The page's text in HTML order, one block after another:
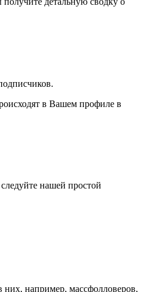
в Вашем профиле в
нашей простой
них, например, массфолловеров,